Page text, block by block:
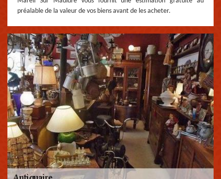
préalable de la valeur de vos biens avant de les acheter.